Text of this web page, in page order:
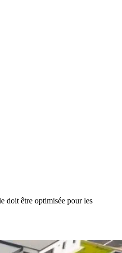
doit être optimisée pour les